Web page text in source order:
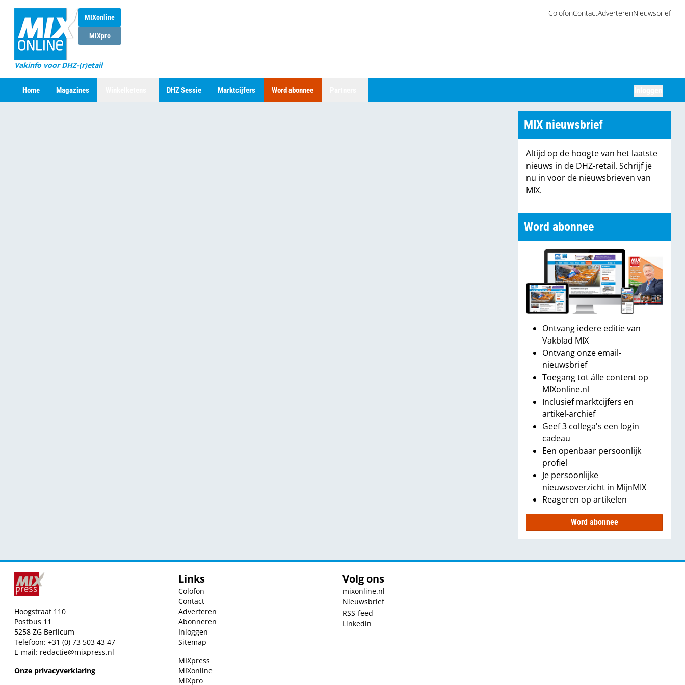
MIXonline
MIXpro
Vakinfo voor DHZ-(r)etail
ColofonContactAdverterenNieuwsbrief
Home Magazines DHZ Sessie Marktcijfers Word abonnee
MIX nieuwsbrief
Altijd op de hoogte van het laatste
nieuws in de DHZ-retail. Schrijf je
nu in voor de nieuwsbrieven van
MIX.
Word abonnee
Ontvang iedere editie van
Vakblad MIX
Ontvang onze email-
nieuwsbrief
Toegang tot álle content op
MIXonline.nl
Inclusief marktcijfers en
artikel-archief
Geef 3 collega's een login
cadeau
Een openbaar persoonlijk
profiel
Je persoonlijke
nieuwsoverzicht in MijnMIX
Reageren op artikelen
Word abonnee
Hoogstraat 110
Postbus 11
5258 ZG Berlicum
Telefoon: +31 (0) 73 503 43 47
E-mail: redactie@mixpress.nl
Onze privacyverklaring
Links
Colofon
Contact
Adverteren
Abonneren
Inloggen
Sitemap
MIXpress
MIXonline
MIXpro
Volg ons
mixonline.nl
Nieuwsbrief
RSS-feed
Linkedin